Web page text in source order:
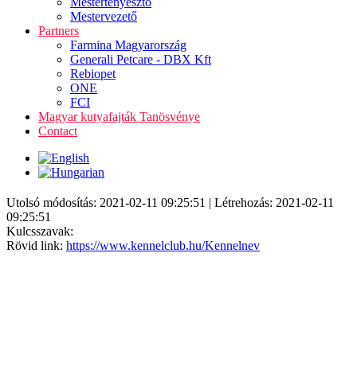
Mestervezető
Partners
Farmina Magyarország
Generali Petcare - DBX Kft
Rebiopet
ONE
FCI
Magyar kutyafajták Tanösvénye
Contact
Utolsó módosítás: 2021-02-11 09:25:51 | Létrehozás: 2021-02-11
09:25:51
Kulcsszavak:
Rövid link: https://www.kennelclub.hu/Kennelnev